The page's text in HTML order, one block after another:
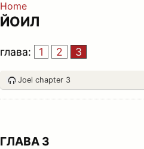
Home
ЙОИЛ
глава: 1 2 3
Joel chapter 3
ГЛАВА 3